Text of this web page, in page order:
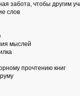
забота, чтобы другим
слов
мыслей
прочтению книг